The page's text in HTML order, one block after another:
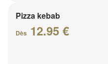
Pizza kebab
Dès 12.95 €